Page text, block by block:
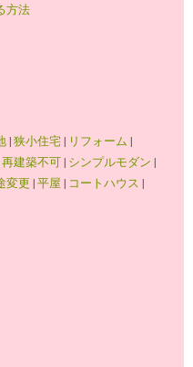
方法
|狭小住宅| リフォーム |
再建築不可| シンプルモダン |
変更 |平屋 | コートハウス |